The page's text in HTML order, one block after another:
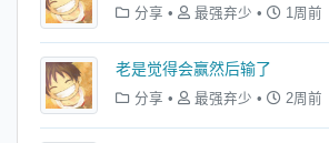
分享 • 最强弃少 • 1周前
老是觉得会赢然后输了
分享 • 最强弃少 • 2周前